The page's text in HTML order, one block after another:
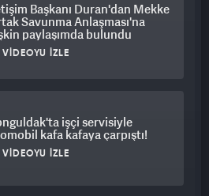
Başkanı Duran'dan Mekke
Savunma Anlaşması'na
paylaşımda bulundu
VIDEOYU İZLE
işçi servisiyle
kafa kafaya çarpıştı!
VIDEOYU İZLE